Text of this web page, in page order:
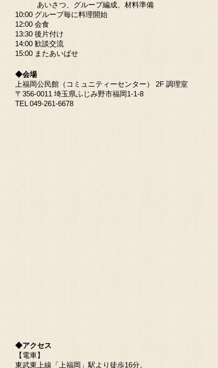
あいさつ、グループ編成、材料準備
10:00 グループ毎に料理開始
12:00 会食
13:30 後片付け
14:00 歓談交流
15:00 またあいばせ
◆会場
上福岡公民館（コミュニティーセンター） 2F 調理室
〒356-0011 埼玉県ふじみ野市福岡1-1-8
TEL 049-261-6678
◆アクセス
【電車】
東武東上線「上福岡」駅より徒歩16分。